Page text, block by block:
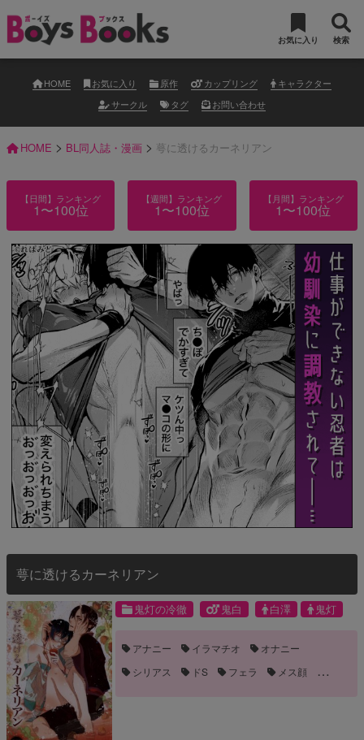
お気に入り 検索
HOME お気に入り 原作 カップリング
キャラクター
サークル
タグ お問い合わせ
HOME > BL同人誌・漫画 > 萼に透けるカーネリアン
【日間】ランキング
1〜100位
【週間】ランキング
1〜100位
【月間】ランキング
1〜100位
萼に透けるカーネリアン
鬼灯の冷徹 鬼白 白澤 鬼灯
アナニー イラマチオ
オナニー
シリアス
ドS フェラ
メス顔